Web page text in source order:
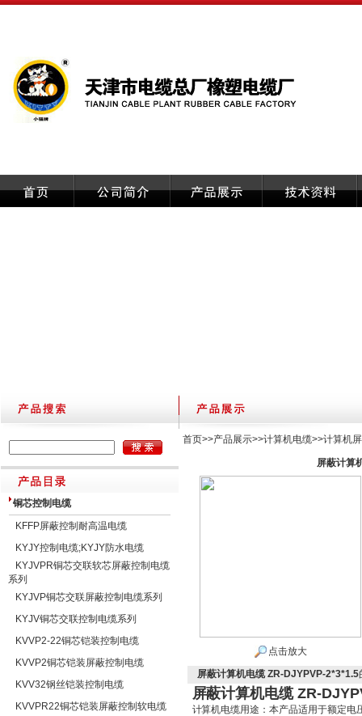
铜芯控制电缆
KFFP屏蔽控制耐高温电缆
KYJY控制电缆;KYJY防水电缆
KYJVPR铜芯交联软芯屏蔽控制电缆
系列
KYJVP铜芯交联屏蔽控制电缆系列
KYJV铜芯交联控制电缆系列
KVVP2-22铜芯铠装控制电缆
KVVP2铜芯铠装屏蔽控制电缆
KVV32钢丝铠装控制电缆
KVVPR22铜芯铠装屏蔽控制软电缆
首页>>产品展示>>计算机电缆>>计算机
屏蔽计算
点击放大
屏蔽计算机电缆 ZR-DJYPVP-2*3*1.5
屏蔽计算机电缆 ZR-
计算机电缆用途：本产品适用于额定